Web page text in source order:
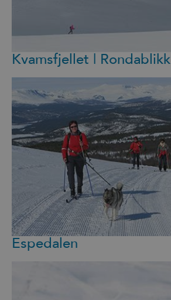
Kvamsfjellet | Rondablikk
Espedalen